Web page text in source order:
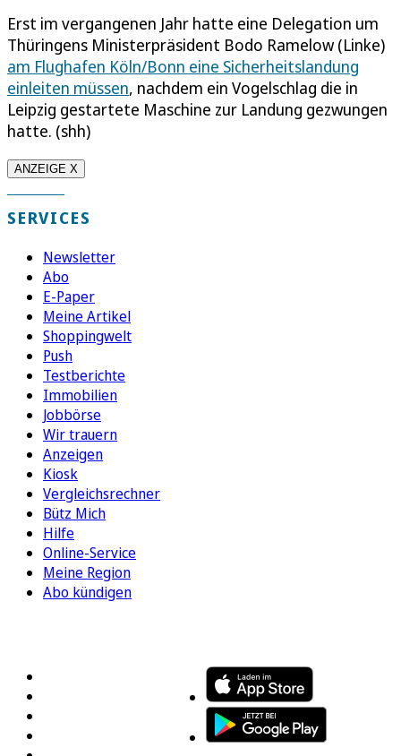
Erst im vergangenen Jahr hatte eine Delegation um
Thüringens Ministerpräsident Bodo Ramelow (Linke)
am Flughafen Köln/Bonn eine Sicherheitslandung
einleiten müssen, nachdem ein Vogelschlag die in
Leipzig gestartete Maschine zur Landung gezwungen
hatte. (shh)
ANZEIGE X
SERVICES
Newsletter
Abo
E-Paper
Meine Artikel
Shoppingwelt
Push
Testberichte
Immobilien
Jobbörse
Wir trauern
Anzeigen
Kiosk
Vergleichsrechner
Bütz Mich
Hilfe
Online-Service
Meine Region
Abo kündigen